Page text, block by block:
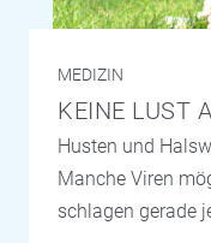
MEDIZIN
KEINE LUST
Husten und
Manche Viren
schlagen gerade